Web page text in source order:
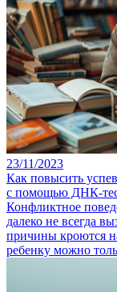
23/11/2023
Как повысить
с помощью ДНК-
Конфликтное
далеко не всегда
причины кроются
ребенку можно